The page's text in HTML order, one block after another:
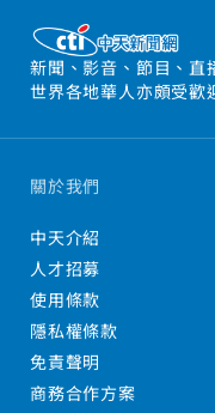
新聞、影音、節目、直
世界各地華人亦頗受歡
關於我們
中天介紹
人才招募
使用條款
隱私權條款
免責聲明
商務合作方案